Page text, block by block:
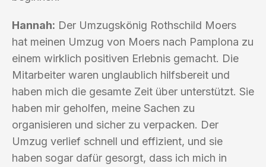
Hannah: Der Umzugskönig Rothschild Moers
hat meinen Umzug von Moers nach Pamplona zu
einem wirklich positiven Erlebnis gemacht. Die
Mitarbeiter waren unglaublich hilfsbereit und
haben mich die gesamte Zeit über unterstützt. Sie
haben mir geholfen, meine Sachen zu
organisieren und sicher zu verpacken. Der
Umzug verlief schnell und effizient, und sie
haben sogar dafür gesorgt, dass ich mich in